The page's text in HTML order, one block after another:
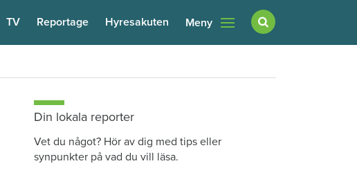
TV Reportage Hyresakuten Meny
Din lokala reporter
Vet du något? Hör av dig med tips eller
synpunkter på vad du vill läsa.